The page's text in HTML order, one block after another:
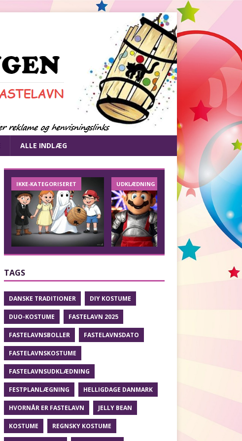
ALLE INDLÆG
IKKE-KATEGORISERET UDKLÆDNING
TAGS
DANSKE TRADITIONER DIY KOSTUME
DUO-KOSTUME FASTELAVN 2025
FASTELAVNSBOLLER FASTELAVNSDATO
FASTELAVNSKOSTUME
FASTELAVNSUDKLÆDNING
FESTPLANLÆGNING HELLIGDAGE DANMARK
HVORNÅR ER FASTELAVN JELLY BEAN
KOSTUME REGNSKY KOSTUME